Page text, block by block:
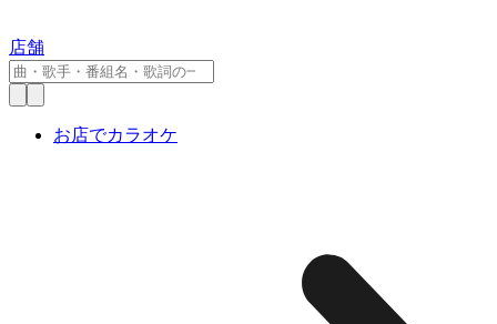
店舗
お店でカラオケ